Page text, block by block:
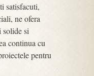
satisfacuti,
ne ofera
solide si
continua cu
pentru